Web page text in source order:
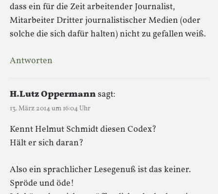
dass ein für die Zeit arbeitender Journalist,
Mitarbeiter Dritter journalistischer Medien (oder
solche die sich dafür halten) nicht zu gefallen weiß.
Antworten
H.Lutz Oppermannsagt:
13. März 2014 um 16:04 Uhr
Kennt Helmut Schmidt diesen Codex?
Hält er sich daran?
Also ein sprachlicher Lesegenuß ist das keiner.
Spröde und öde!